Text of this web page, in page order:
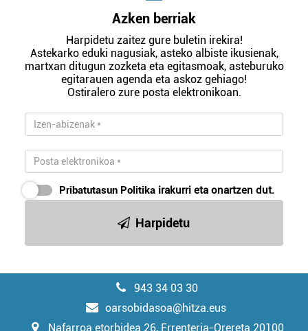
Azken berriak
Harpidetu zaitez gure buletin irekira!
Astekarko eduki nagusiak, asteko albiste ikusienak,
martxan ditugun zozketa eta egitasmoak, asteburuko
egitarauen agenda eta askoz gehiago!
Ostiralero zure posta elektronikoan.
Pribatutasun Politika irakurri eta onartzen dut.
Harpidetu
943 34 03 30
oarsobidasoa@hitza.eus
Nafarroa etorbidea 26, Errenteria-Orereta 20100